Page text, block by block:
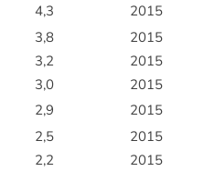
4,3
2015
3,8
2015
3,2
2015
3,0
2015
2,9
2015
2,5
2015
2,2
2015